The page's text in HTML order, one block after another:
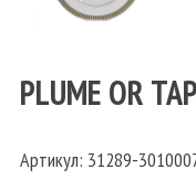
PLUME OR
Артикул: 31289-